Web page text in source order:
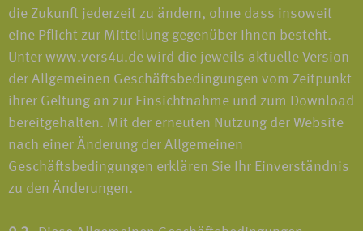
die Zukunft jederzeit zu ändern, ohne dass insoweit
eine Pflicht zur Mitteilung gegenüber Ihnen besteht.
Unter www.vers4u.de wird die jeweils aktuelle Version
der Allgemeinen Geschäftsbedingungen vom Zeitpunkt
ihrer Geltung an zur Einsichtnahme und zum Download
bereitgehalten. Mit der erneuten Nutzung der Website
nach einer Änderung der Allgemeinen
Geschäftsbedingungen erklären Sie Ihr Einverständnis
zu den Änderungen.